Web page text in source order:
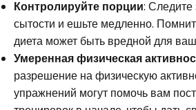
Контролируйте порции: Следите
сытости и ешьте медленно.
диета может быть вредной для
Умеренная физическая
разрешение на физическую
упражнений могут помочь вам